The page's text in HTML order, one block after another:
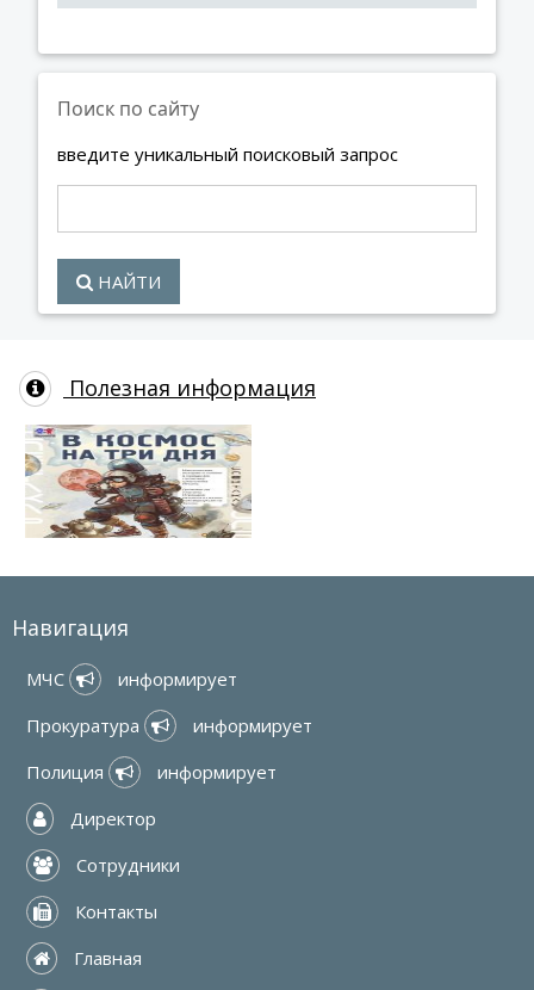
Поиск по сайту
введите уникальный поисковый запрос
НАЙТИ
Полезная информация
Навигация
МЧС
информирует
Прокуратура
информирует
Полиция
информирует
Директор
Сотрудники
Контакты
Главная